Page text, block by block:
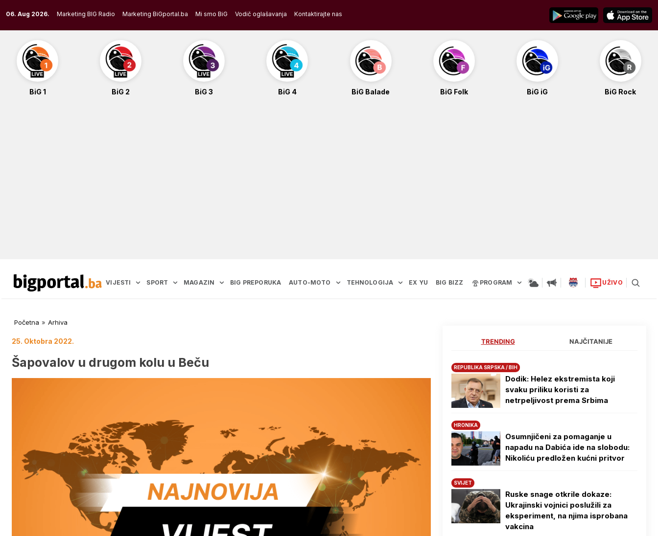
to
content
06. Aug 2026. Marketing BIG Radio Marketing BiGportal.ba Mi smo BiG Vodič oglašavanja Kontaktirajte nas
BiG 1 BiG 2 BiG 3 BiG 4 BiG Balade BiG Folk BiG iG BiG Rock
VIJESTI SPORT MAGAZIN BIG PREPORUKA AUTO-MOTO TEHNOLOGIJA EX YU BIG BIZZ PROGRAM UŽIVO
Početna » Arhiva
25. Oktobra 2022.
Šapovalov u drugom kolu u Beču
TRENDING NAJČITANIJE
REPUBLIKA SRPSKA / BIH
Dodik: Helez ekstremista koji
svaku priliku koristi za
netrpeljivost prema Srbima
HRONIKA
Osumnjičeni za pomaganje u
napadu na Dabića ide na slobodu:
Nikoliću predložen kućni pritvor
SVIJET
Ruske snage otkrile dokaze:
Ukrajinski vojnici poslužili za
eksperiment, na njima isprobana
vakcina